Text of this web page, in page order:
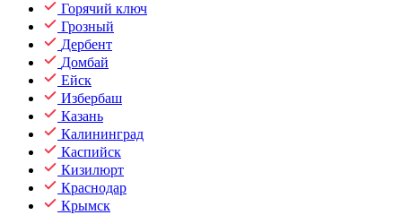
Горячий ключ
Грозный
Дербент
Домбай
Ейск
Избербаш
Казань
Калининград
Каспийск
Кизилюрт
Краснодар
Крымск